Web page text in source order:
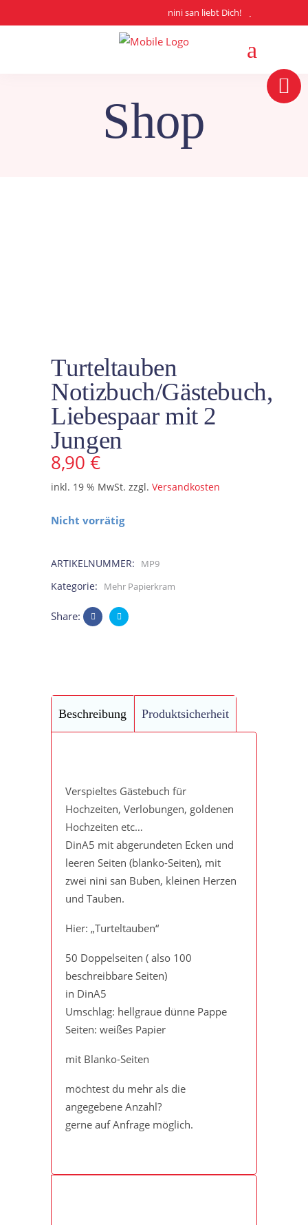
nini san liebt Dich!
Shop
Turteltauben
Notizbuch/Gästebuch,
Liebespaar mit 2
Jungen
8,90€
inkl. 19 % MwSt. zzgl. Versandkosten
Nicht vorrätig
ARTIKELNUMMER: MP9
Kategorie: Mehr Papierkram
Share:
Beschreibung Produktsicherheit
Verspieltes Gästebuch für
Hochzeiten, Verlobungen, goldenen
Hochzeiten etc…
DinA5 mit abgerundeten Ecken und
leeren Seiten (blanko-Seiten), mit
zwei nini san Buben, kleinen Herzen
und Tauben.
Hier: „Turteltauben“
50 Doppelseiten ( also 100
beschreibbare Seiten)
in DinA5
Umschlag: hellgraue dünne Pappe
Seiten: weißes Papier
mit Blanko-Seiten
möchtest du mehr als die
angegebene Anzahl?
gerne auf Anfrage möglich.